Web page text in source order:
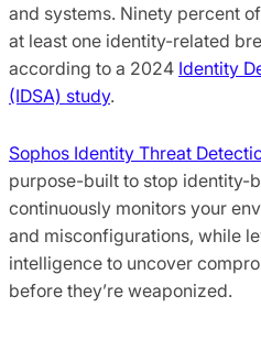
and systems. Ninety percent
at least one identity-related
according to a 2024 Identity
(IDSA) study.
Sophos Identity Threat
purpose-built to stop identity-
continuously monitors your
and misconfigurations, while
intelligence to uncover
before they’re weaponized.